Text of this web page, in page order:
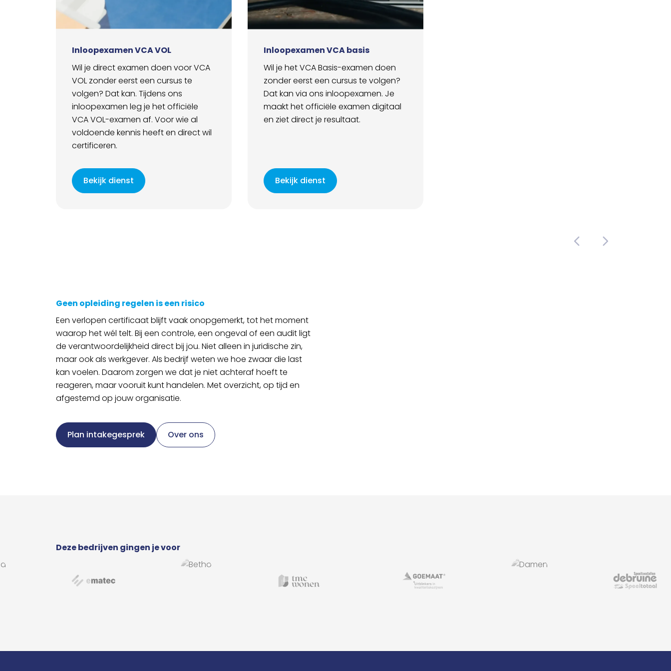
Inloopexamen VCA VOL
Wil je direct examen doen voor VCA
VOL zonder eerst een cursus te
volgen? Dat kan. Tijdens ons
inloopexamen leg je het officiële
VCA VOL-examen af. Voor wie al
voldoende kennis heeft en direct wil
certificeren.
Bekijk dienst
Inloopexamen VCA basis
Wil je het VCA Basis-examen doen
zonder eerst een cursus te volgen?
Dat kan via ons inloopexamen. Je
maakt het officiële examen digitaal
en ziet direct je resultaat.
Bekijk dienst
Geen opleiding regelen is een risico
Een verlopen certificaat blijft vaak onopgemerkt, tot het moment
waarop het wél telt. Bij een controle, een ongeval of een audit ligt
de verantwoordelijkheid direct bij jou. Niet alleen in juridische zin,
maar ook als werkgever. Als bedrijf weten we hoe zwaar die last
kan voelen. Daarom zorgen we dat je niet achteraf hoeft te
reageren, maar vooruit kunt handelen. Met overzicht, op tijd en
afgestemd op jouw organisatie.
Plan intakegesprek Over ons
Deze bedrijven gingen je voor